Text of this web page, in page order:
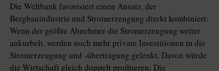
Die Weltbank favorisiert einen Ansatz, der
Bergbauindustrie und Stromerzeugung direkt kombiniert:
Wenn der größte Abnehmer die Stromerzeugung weiter
ankurbelt, werden noch mehr private Investitionen in die
Stromerzeugung und -übertragung gelenkt. Davon würde
die Wirtschaft gleich doppelt profitieren: Die